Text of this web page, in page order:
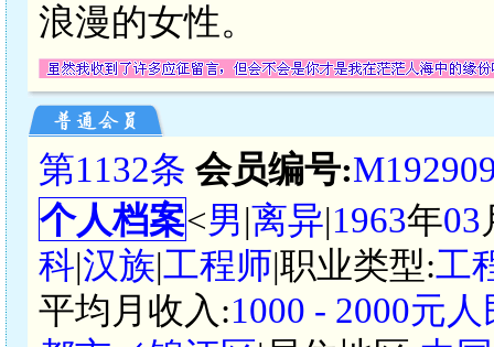
浪漫的女性。
第1132条 会员编号:
个人档案<男|离异|1963年03
科|汉族|工程师|职业类型:工
平均月收入:1000 - 2000元